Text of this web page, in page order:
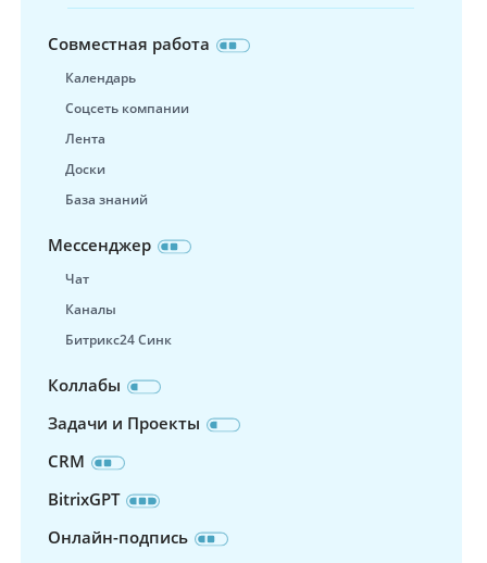
Совместная работа
Календарь
Соцсеть компании
Лента
Доски
База знаний
Мессенджер
Чат
Каналы
Битрикс24 Синк
Коллабы
Задачи и Проекты
CRM
BitrixGPT
Онлайн-подпись